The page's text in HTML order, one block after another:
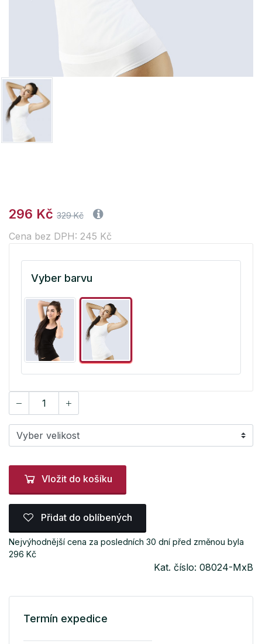
296 Kč 329 Kč
Cena bez DPH: 245 Kč
Vyber barvu
Vložit do košíku
Přidat do oblíbených
Nejvýhodnější cena za posledních 30 dní před změnou byla
296 Kč
Kat. číslo: 08024-MxB
Termín expedice